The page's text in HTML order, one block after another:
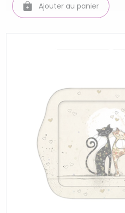
Ajouter au panier